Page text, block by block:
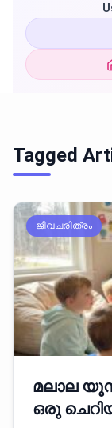
Tagged
ജീവചരിത്രം
മലാല
ഒരു